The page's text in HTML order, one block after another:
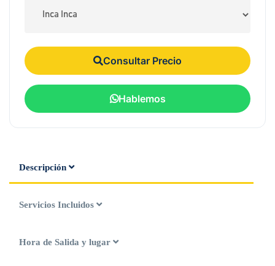
Consultar Precio
Hablemos
Descripción
Servicios Incluidos
Hora de Salida y lugar